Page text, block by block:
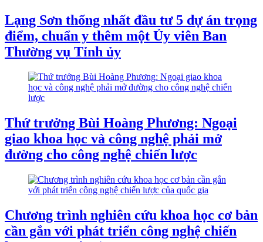
Lạng Sơn thống nhất đầu tư 5 dự án trọng
điểm, chuẩn y thêm một Ủy viên Ban
Thường vụ Tỉnh ủy
Thứ trưởng Bùi Hoàng Phương: Ngoại
giao khoa học và công nghệ phải mở
đường cho công nghệ chiến lược
Chương trình nghiên cứu khoa học cơ bản
cần gắn với phát triển công nghệ chiến